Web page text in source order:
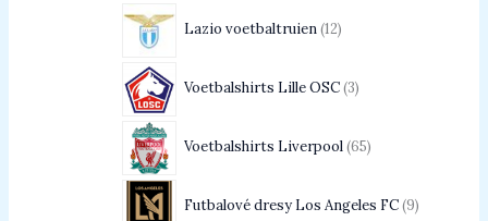
Lazio voetbaltruien 12
Voetbalshirts Lille OSC 3
Voetbalshirts Liverpool 65
Futbalové dresy Los Angeles FC 9